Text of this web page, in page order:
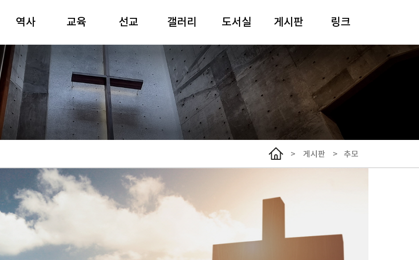
역사
역사연표
여해 강원용
목사
장공 김재준
교육
성경공부
경동강좌
경동아카데미
유치부
어린이부
중고등부
선교
선교와 나눔
국제협력
갤러리
80주년
사진
영상
공연
전시
경동회보
도서실
안내
도서검색
게시판
일정
말씀과 기도
추모
링크
여해 강원용 목사
사이버아카이브
경동어린이집
선한이웃클리닉
한국기독교장로회
총회
서울노회
NCCK
> 게시판 > 추모